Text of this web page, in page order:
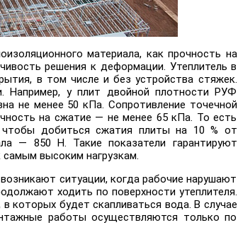
материала, как прочность на
решения к деформации. Утеплитель в
в том числе и без устройства стяжек.
Например, у плит двойной плотности РУФ
не менее 50 кПа. Сопротивление точечной
на сжатие — не менее 65 кПа. То есть
добиться сжатия плиты на 10 % от
— 850 Н. Такие показатели гарантируют
высоким нагрузкам.
ситуации, когда рабочие нарушают
ходить по поверхности утеплителя.
которых будет скапливаться вода. В случае
работы осуществляются только по